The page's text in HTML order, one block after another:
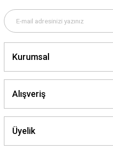
Kurumsal
Alışveriş
Üyelik